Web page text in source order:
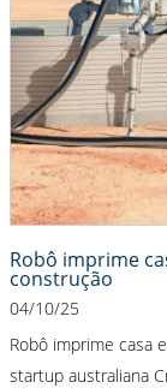
Robô imprime
construção
04/10/25
Robô imprime casa
startup australiana